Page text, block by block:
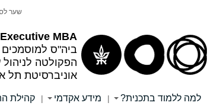
Executive MBA
ביה"ס למוסמכים
הפקולטה
אוניברסיטת תל
שער
למה ללמוד בתכנית? | מידע אקדמי | קהילת